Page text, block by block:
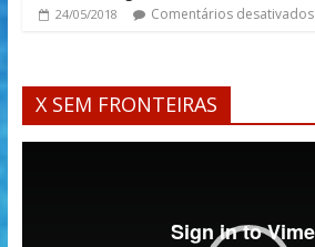
24/05/2018 Comentários desativados
X SEM FRONTEIRAS